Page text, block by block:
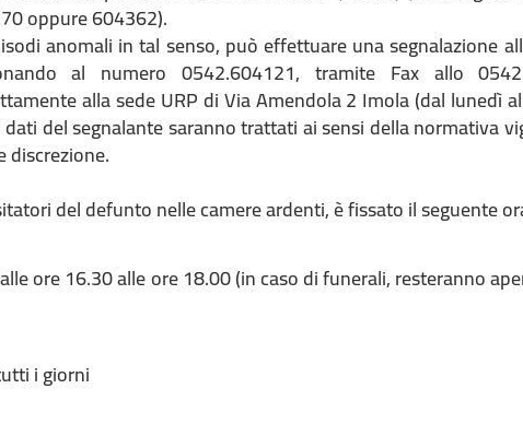
oppure 604362).
anomali in tal senso, può effettuare una segnalazione
al numero 0542.604121, tramite Fax allo
alla sede URP di Via Amendola 2 Imola (dal lunedì
del segnalante saranno trattati ai sensi della normativa
discrezione.
del defunto nelle camere ardenti, è fissato il seguente
ore 16.30 alle ore 18.00 (in caso di funerali, resteranno
i giorni